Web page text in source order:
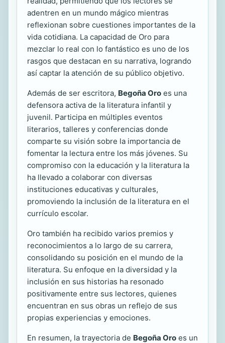
adentren en un mundo mágico mientras
reflexionan sobre cuestiones importantes de la
vida cotidiana. La capacidad de Oro para
mezclar lo real con lo fantástico es uno de los
rasgos que destacan en su narrativa, logrando
así captar la atención de su público objetivo.
Además de ser escritora, Begoña Oro es una
defensora activa de la literatura infantil y
juvenil. Participa en múltiples eventos
literarios, talleres y conferencias donde
comparte su visión sobre la importancia de
fomentar la lectura entre los más jóvenes. Su
compromiso con la educación y la literatura la
ha llevado a colaborar con diversas
instituciones educativas y culturales,
promoviendo la inclusión de la literatura en el
currículo escolar.
Oro también ha recibido varios premios y
reconocimientos a lo largo de su carrera,
consolidando su posición en el mundo de la
literatura. Su enfoque en la diversidad y la
inclusión en sus historias ha resonado
positivamente entre sus lectores, quienes
encuentran en sus obras un reflejo de sus
propias experiencias y emociones.
En resumen, la trayectoria de Begoña Oro es un